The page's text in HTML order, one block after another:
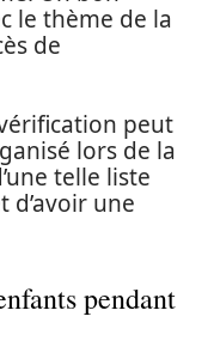
le thème de la
de
peut
lors de la
telle liste
une
pendant